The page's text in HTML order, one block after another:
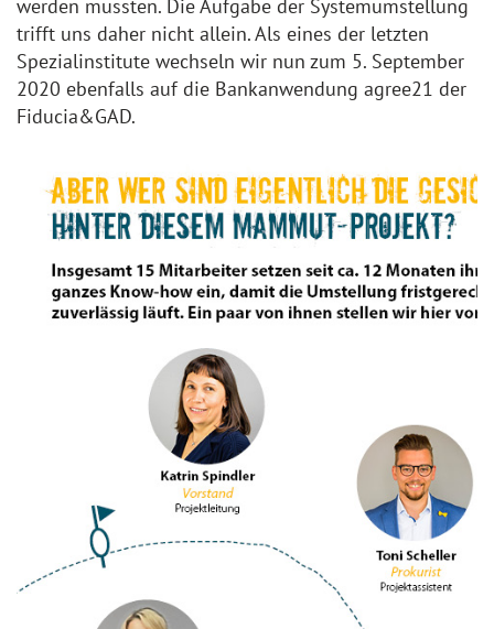
werden mussten. Die Aufgabe der Systemumstellung
trifft uns daher nicht allein. Als eines der letzten
Spezialinstitute wechseln wir nun zum 5. September
2020 ebenfalls auf die Bankanwendung agree21 der
Fiducia&GAD.